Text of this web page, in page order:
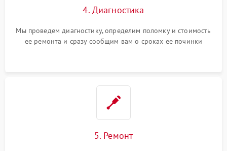
4. Диагностика
Мы проведем диагностику, определим поломку и стоимость
ее ремонта и сразу сообщим вам о сроках ее починки
5. Ремонт